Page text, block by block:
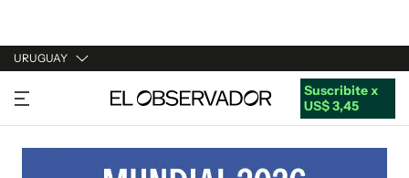
URUGUAY
URUGUAY
ARGENTINA
Suscribite x
US$ 3,45